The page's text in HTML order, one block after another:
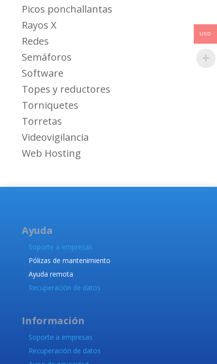
Picos ponchallantas
Rayos X
Redes
Semáforos
Software
Topes y reductores
Torniquetes
Torretas
Videovigilancia
Web Hosting
Ayuda
Soporte a empresas
Pólizas de mantenimiento
Ayuda remota
Recuperación de datos
Información
Soporte a empresas
Recuperación de datos
USD